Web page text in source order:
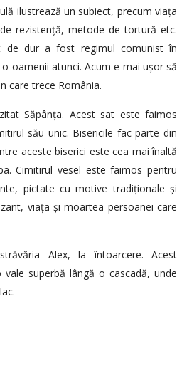
ilustrează un subiect, precum viața
rezistență, metode de tortură etc.
dur a fost regimul comunist în
oamenii atunci. Acum e mai ușor să
care trece România.
Săpânța. Acest sat este faimos
său unic. Bisericile fac parte din
aceste biserici este cea mai înaltă
Cimitirul vesel este faimos pentru
pictate cu motive tradiționale și
viața și moartea persoanei care
Alex, la întoarcere. Acest
superbă lângă o cascadă, unde